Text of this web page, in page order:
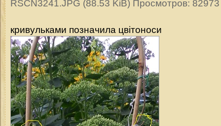
RSCN3241.JPG (88.53 KiB) Просмотров: 82973
кривульками позначила цвітоноси